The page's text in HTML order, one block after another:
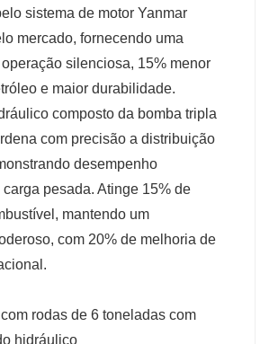
de segurança:
um teto solar aberto.
LED Luz de aviso.
de dois circuitos.
sistema de motor Yanmar
mercado, fornecendo uma
silenciosa, 15% menor
e maior durabilidade.
composto da bomba tripla
com precisão a distribuição
desempenho
pesada. Atinge 15% de
mantendo um
com 20% de melhoria de